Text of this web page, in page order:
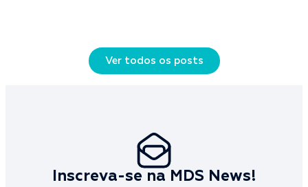
Ver todos os posts
Inscreva-se na MDS News!